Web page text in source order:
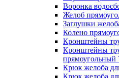
Воронка
Желоб
Заглушки
Колено
Кронштейны
Кронштейны
прямоугольный
Крюк желоба
Крюк желоба